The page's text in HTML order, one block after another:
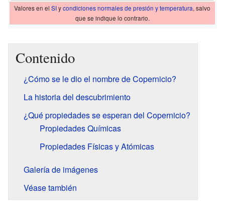
Valores en elSIycondiciones normales de presión y temperatura, salvo
que se indique lo contrario.
Contenido
¿Cómo se le dio el nombre de Copernicio?
La historia del descubrimiento
¿Qué propiedades se esperan del Copernicio?
Propiedades Químicas
Propiedades Físicas y Atómicas
Galería de imágenes
Véase también